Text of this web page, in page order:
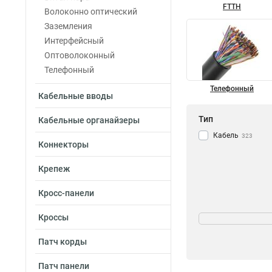
Волоконно оптический
Заземления
Интерфейсный
Оптоволоконный
Телефонный
Кабельные вводы
Кабельные органайзеры
Коннекторы
Крепеж
Кросс-панели
Кроссы
Патч корды
Патч панели
FTTH
Телефонный
Тип
Кабель 323
3 8